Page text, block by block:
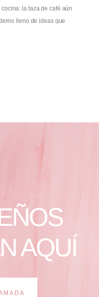
la taza de café aún
lleno de ideas que
AQUÍ